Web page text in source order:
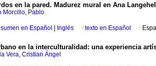
en la pared. Madurez mural en Ana
Morcillo, Pablo
en Español Inglés · texto en Español ·
en la interculturalidad: una experiencia
Vera, Cristian Ángel